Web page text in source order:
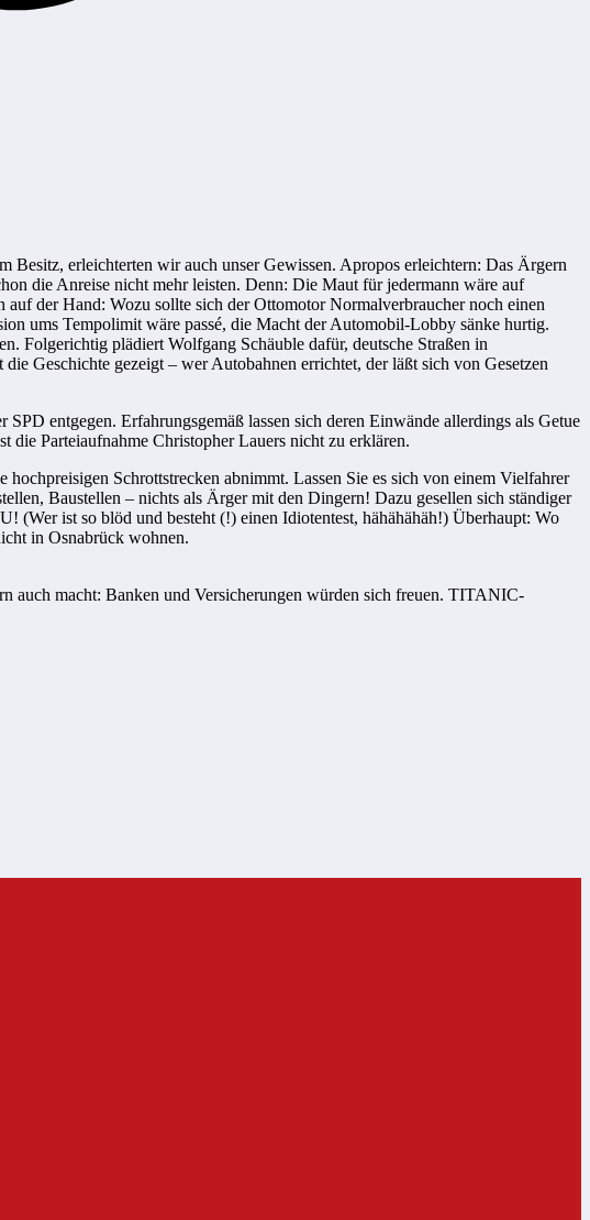
erleichterten wir auch unser Gewissen. Apropos erleichtern: Das Ärgern
die Anreise nicht mehr leisten. Denn: Die Maut für jedermann wäre auf
der Hand: Wozu sollte sich der Ottomotor Normalverbraucher noch einen
ums Tempolimit wäre passé, die Macht der Automobil-Lobby sänke hurtig.
Folgerichtig plädiert Wolfgang Schäuble dafür, deutsche Straßen in
Geschichte gezeigt – wer Autobahnen errichtet, der läßt sich von Gesetzen
entgegen. Erfahrungsgemäß lassen sich deren Einwände allerdings als Getue
die Parteiaufnahme Christopher Lauers nicht zu erklären.
Schrottstrecken abnimmt. Lassen Sie es sich von einem Vielfahrer
Baustellen – nichts als Ärger mit den Dingern! Dazu gesellen sich ständiger
(Wer ist so blöd und besteht (!) einen Idiotentest, hähähähäh!) Überhaupt: Wo
in Osnabrück wohnen.
auch macht: Banken und Versicherungen würden sich freuen. TITANIC-